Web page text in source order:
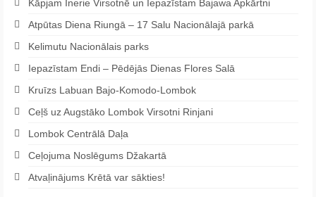
Kāpjam Inerie Virsotnē un Iepazīstam Bajawa Apkārtni
Atpūtas Diena Riungā – 17 Salu Nacionālajā parkā
Kelimutu Nacionālais parks
Iepazīstam Endi – Pēdējās Dienas Flores Salā
Kruīzs Labuan Bajo-Komodo-Lombok
Ceļš uz Augstāko Lombok Virsotni Rinjani
Lombok Centrālā Daļa
Ceļojuma Noslēgums Džakartā
Atvaļinājums Krētā var sākties!